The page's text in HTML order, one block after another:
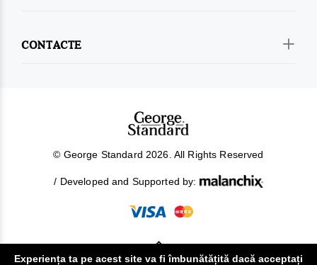
CONTACTE
© George Standard 2026. All Rights Reserved
/ Developed and Supported by:
!
Experiența ta pe acest site va fi îmbunătățită dacă acceptați